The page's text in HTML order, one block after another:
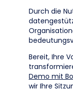
Durch die
Bereit, Ihre
Demo mit
wir Ihre